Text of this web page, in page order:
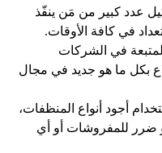
عدد كبير من مَن ينفّذ
في كافة الأوقات.
في الشركات
بكل ما هو جديد في مجال
أجود أنواع المنظفات،
ضرر للمفروشات أو أي